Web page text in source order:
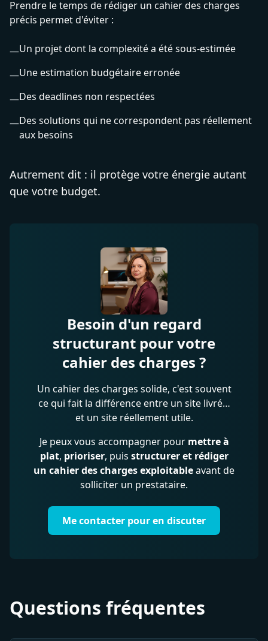
Prendre le temps de rédiger un cahier des charges
précis permet d'éviter :
—Un projet dont la complexité a été sous-estimée
—Une estimation budgétaire erronée
—Des deadlines non respectées
—Des solutions qui ne correspondent pas réellement
aux besoins
Autrement dit : il protège votre énergie autant
que votre budget.
Besoin d'un regard
structurant pour votre
cahier des charges ?
Un cahier des charges solide, c'est souvent
ce qui fait la différence entre un site livré…
et un site réellement utile.
Je peux vous accompagner pour mettre à
plat, prioriser, puis structurer et rédiger
un cahier des charges exploitableavant de
solliciter un prestataire.
Me contacter pour en discuter
Questions fréquentes